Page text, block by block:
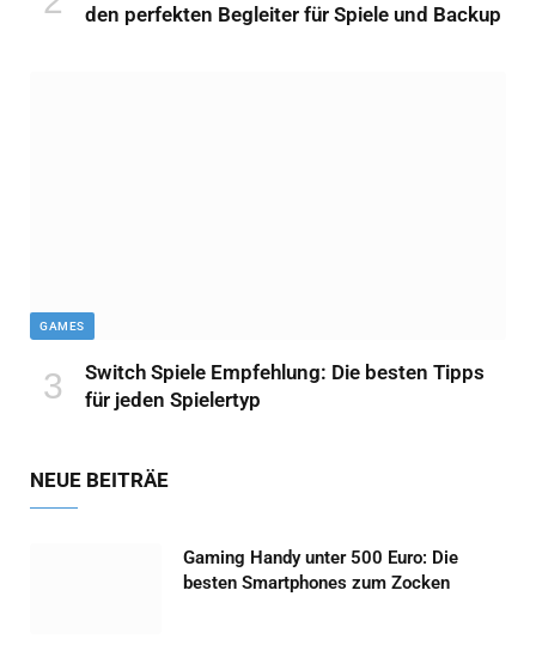
den perfekten Begleiter für Spiele und Backup
GAMES
Switch Spiele Empfehlung: Die besten Tipps
für jeden Spielertyp
NEUE BEITRÄE
Gaming Handy unter 500 Euro: Die
besten Smartphones zum Zocken